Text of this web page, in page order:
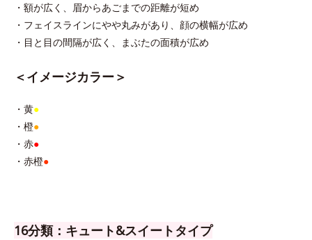
・額が広く、眉からあごまでの距離が短め
・フェイスラインにやや丸みがあり、顔の横幅が広め
・目と目の間隔が広く、まぶたの面積が広め
＜イメージカラー＞
・黄●
・橙●
・赤●
・赤橙●
16分類：キュート&スイートタイプ